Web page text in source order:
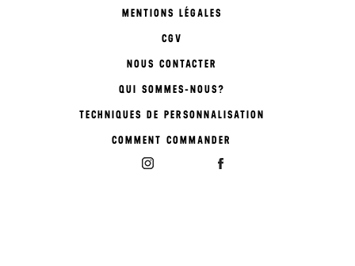
MENTIONS LÉGALES
CGV
NOUS CONTACTER
QUI SOMMES-NOUS?
TECHNIQUES DE PERSONNALISATION
COMMENT COMMANDER